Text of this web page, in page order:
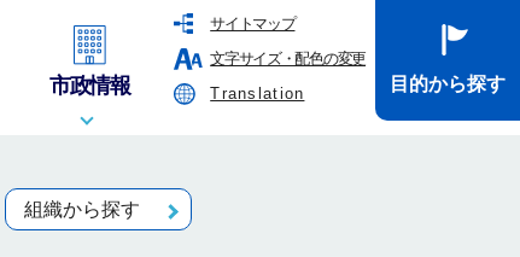
サイトマップ
文字サイズ・配色の変更
Translation
市政情報 目的から探す
組織から探す